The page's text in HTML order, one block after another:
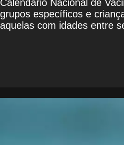
Calendário Nacional de
grupos específicos e
aquelas com idades entre